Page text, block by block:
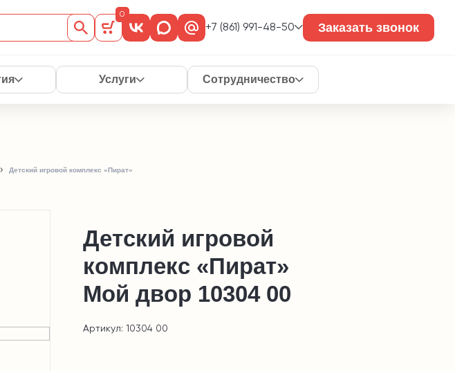
0
+7 (861) 991-48-50 Заказать звонок
Услуги Сотрудничество
Детский игровой комплекс «Пират»
Детский игровой
комплекс «Пират»
Мой двор 10304 00
Артикул: 10304 00